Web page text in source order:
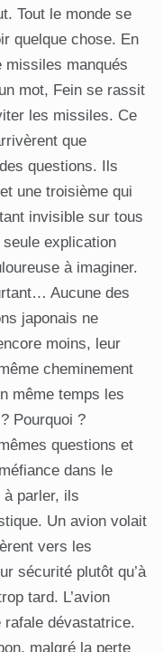
Tout le monde se
quelque chose. En
missiles manqués
mot, Fein se rassit
les missiles. Ce
que
questions. Ils
une troisième qui
invisible sur tous
seule explication
à imaginer.
Aucune des
japonais ne
moins, leur
cheminement
même temps les
Pourquoi ?
questions et
dans le
à parler, ils
Un avion volait
vers les
sécurité plutôt qu’à
tard. L’avion
rafale dévastatrice.
malgré la perte